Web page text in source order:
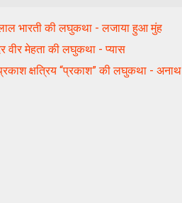
भारती की लघुकथा - लजाया हुआ मुंह
वीर मेहता की लघुकथा - प्यास
क्षत्रिय “प्रकाश” की लघुकथा - अनाथ